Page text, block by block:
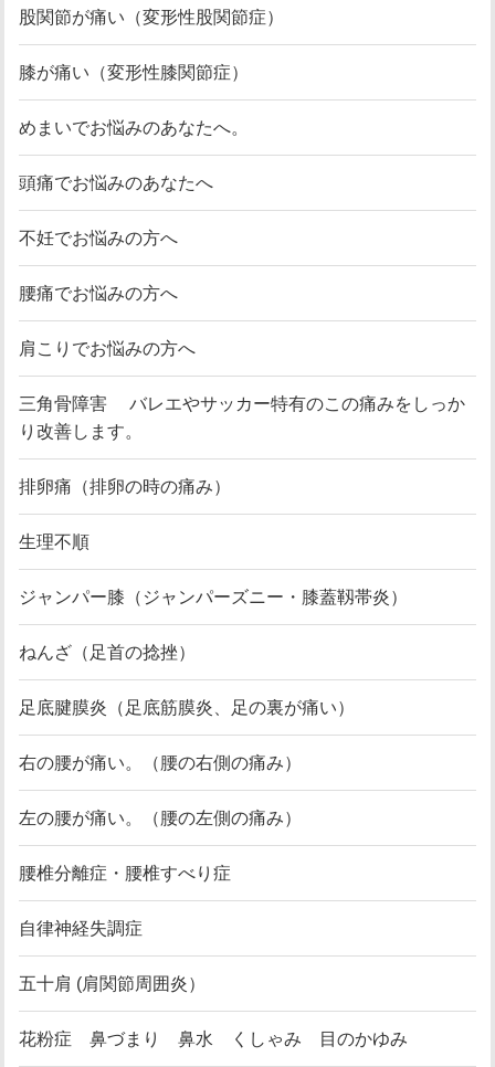
股関節が痛い（変形性股関節症）
膝が痛い（変形性膝関節症）
めまいでお悩みのあなたへ。
頭痛でお悩みのあなたへ
不妊でお悩みの方へ
腰痛でお悩みの方へ
肩こりでお悩みの方へ
三角骨障害 バレエやサッカー特有のこの痛みをしっか
り改善します。
排卵痛（排卵の時の痛み）
生理不順
ジャンパー膝（ジャンパーズニー・膝蓋靱帯炎）
ねんざ（足首の捻挫）
足底腱膜炎（足底筋膜炎、足の裏が痛い）
右の腰が痛い。（腰の右側の痛み）
左の腰が痛い。（腰の左側の痛み）
腰椎分離症・腰椎すべり症
自律神経失調症
五十肩 (肩関節周囲炎）
花粉症 鼻づまり 鼻水 くしゃみ 目のかゆみ